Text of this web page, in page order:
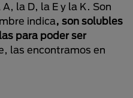
la D, la E y la K. Son
indica, son solubles
para poder ser
las encontramos en